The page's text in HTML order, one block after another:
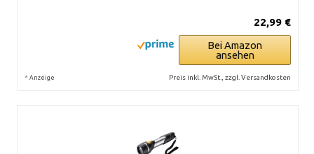
22,99 €
Bei Amazon
ansehen
* Anzeige Preis inkl. MwSt., zzgl. Versandkosten